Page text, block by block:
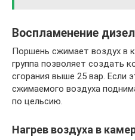
Воспламенение
Поршень сжимает воздух в
группа позволяет создать
сгорания выше 25 вар. Если
сжимаемого воздуха
по цельсию.
Нагрев воздуха в